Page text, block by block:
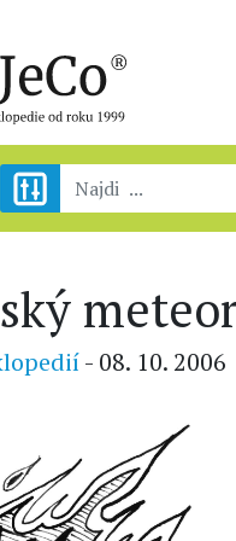
- 08. 10. 2006